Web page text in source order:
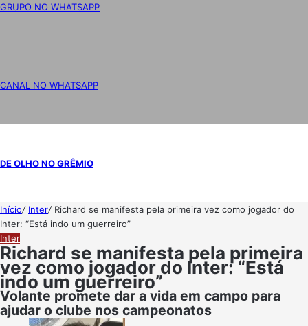
GRUPO NO WHATSAPP
CANAL NO WHATSAPP
DE OLHO NO GRÊMIO
Início/ Inter/ Richard se manifesta pela primeira vez como jogador do
Inter: “Está indo um guerreiro”
Inter
Richard se manifesta pela primeira
vez como jogador do Inter: “Está
indo um guerreiro”
Volante promete dar a vida em campo para
ajudar o clube nos campeonatos